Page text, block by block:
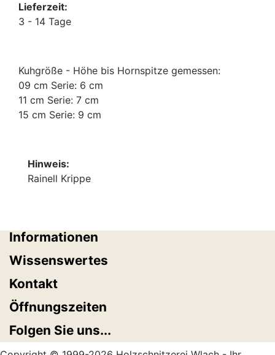
Lieferzeit:
3 - 14 Tage
Kuhgröße - Höhe bis Hornspitze gemessen:
09 cm Serie: 6 cm
11 cm Serie: 7 cm
15 cm Serie: 9 cm
Hinweis:
Rainell Krippe
Informationen
Wissenswertes
Kontakt
Öffnungszeiten
Folgen Sie uns...